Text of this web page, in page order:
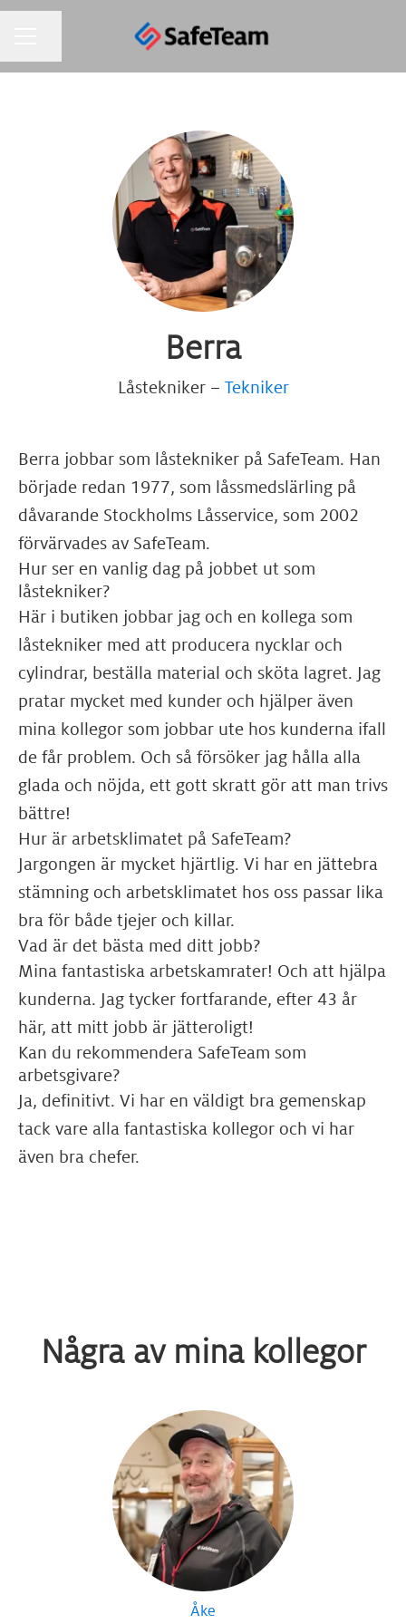
Berra
Låstekniker – Tekniker
Berra jobbar som låstekniker på SafeTeam. Han
började redan 1977, som låssmedslärling på
dåvarande Stockholms Låsservice, som 2002
förvärvades av SafeTeam.
Hur ser en vanlig dag på jobbet ut som
låstekniker?
Här i butiken jobbar jag och en kollega som
låstekniker med att producera nycklar och
cylindrar, beställa material och sköta lagret. Jag
pratar mycket med kunder och hjälper även
mina kollegor som jobbar ute hos kunderna ifall
de får problem. Och så försöker jag hålla alla
glada och nöjda, ett gott skratt gör att man trivs
bättre!
Hur är arbetsklimatet på SafeTeam?
Jargongen är mycket hjärtlig. Vi har en jättebra
stämning och arbetsklimatet hos oss passar lika
bra för både tjejer och killar.
Vad är det bästa med ditt jobb?
Mina fantastiska arbetskamrater! Och att hjälpa
kunderna. Jag tycker fortfarande, efter 43 år
här, att mitt jobb är jätteroligt!
Kan du rekommendera SafeTeam som
arbetsgivare?
Ja, definitivt. Vi har en väldigt bra gemenskap
tack vare alla fantastiska kollegor och vi har
även bra chefer.
Några av mina kollegor
Åke